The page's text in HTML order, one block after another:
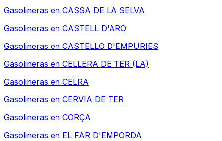
Gasolineras en CASSA DE LA SELVA
Gasolineras en CASTELL D'ARO
Gasolineras en CASTELLO D'EMPURIES
Gasolineras en CELLERA DE TER (LA)
Gasolineras en CELRA
Gasolineras en CERVIA DE TER
Gasolineras en CORÇA
Gasolineras en EL FAR D'EMPORDA